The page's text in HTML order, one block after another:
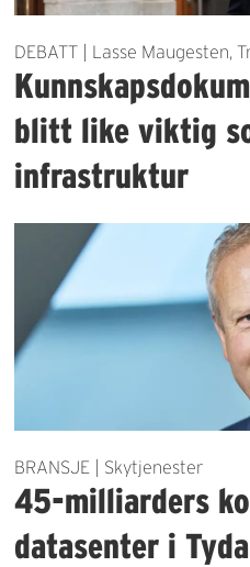
DEBATT | Lasse Maugesten,
blitt like viktig
infrastruktur
BRANSJE | Skytjenester
45-milliarders
datasenter i